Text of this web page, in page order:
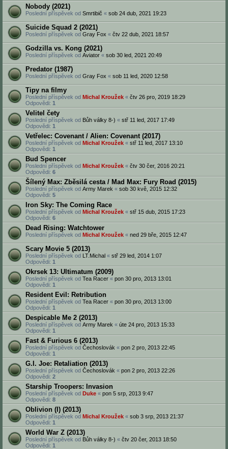
Nobody (2021)
Poslední příspěvek od Smrtibič « sob 24 dub, 2021 19:23
Suicide Squad 2 (2021)
Poslední příspěvek od Gray Fox « čtv 22 dub, 2021 18:57
Godzilla vs. Kong (2021)
Poslední příspěvek od Aviator « sob 30 led, 2021 20:49
Predator (1987)
Poslední příspěvek od Gray Fox « sob 11 led, 2020 12:58
Tipy na filmy
Poslední příspěvek od Michal Kroužek « čtv 26 pro, 2019 18:29
Odpovědi: 1
Velitel čety
Poslední příspěvek od Bůh války 8-) « stř 11 led, 2017 17:49
Odpovědi: 1
Vetřelec: Covenant / Alien: Covenant (2017)
Poslední příspěvek od Michal Kroužek « stř 11 led, 2017 13:10
Odpovědi: 1
Bud Spencer
Poslední příspěvek od Michal Kroužek « čtv 30 čer, 2016 20:21
Odpovědi: 6
Šílený Max: Zběsilá cesta / Mad Max: Fury Road (2015)
Poslední příspěvek od Army Marek « sob 30 kvě, 2015 12:32
Odpovědi: 5
Iron Sky: The Coming Race
Poslední příspěvek od Michal Kroužek « stř 15 dub, 2015 17:23
Odpovědi: 6
Dead Rising: Watchtower
Poslední příspěvek od Michal Kroužek « ned 29 bře, 2015 12:47
Scary Movie 5 (2013)
Poslední příspěvek od LT.Michal « stř 29 led, 2014 1:07
Odpovědi: 1
Okrsek 13: Ultimatum (2009)
Poslední příspěvek od Tea Racer « pon 30 pro, 2013 13:01
Odpovědi: 1
Resident Evil: Retribution
Poslední příspěvek od Tea Racer « pon 30 pro, 2013 13:00
Odpovědi: 1
Despicable Me 2 (2013)
Poslední příspěvek od Army Marek « úte 24 pro, 2013 15:33
Odpovědi: 1
Fast & Furious 6 (2013)
Poslední příspěvek od Čechoslovák « pon 2 pro, 2013 22:45
Odpovědi: 1
G.I. Joe: Retaliation (2013)
Poslední příspěvek od Čechoslovák « pon 2 pro, 2013 22:26
Odpovědi: 2
Starship Troopers: Invasion
Poslední příspěvek od Duke « pon 5 srp, 2013 9:47
Odpovědi: 8
Oblivion (I) (2013)
Poslední příspěvek od Michal Kroužek « sob 3 srp, 2013 21:37
Odpovědi: 1
World War Z (2013)
Poslední příspěvek od Bůh války 8-) « čtv 20 čer, 2013 18:50
Odpovědi: 1